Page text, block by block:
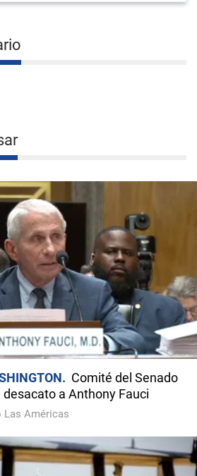
Comité del Senado
desacato a Anthony Fauci
Las Américas